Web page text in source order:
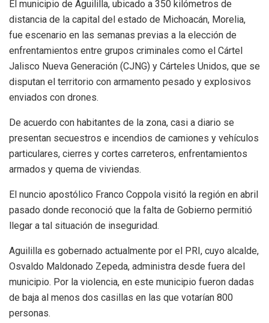
El municipio de Aguililla, ubicado a 350 kilómetros de
distancia de la capital del estado de Michoacán, Morelia,
fue escenario en las semanas previas a la elección de
enfrentamientos entre grupos criminales como el Cártel
Jalisco Nueva Generación (CJNG) y Cárteles Unidos, que se
disputan el territorio con armamento pesado y explosivos
enviados con drones.
De acuerdo con habitantes de la zona, casi a diario se
presentan secuestros e incendios de camiones y vehículos
particulares, cierres y cortes carreteros, enfrentamientos
armados y quema de viviendas.
El nuncio apostólico Franco Coppola visitó la región en abril
pasado donde reconoció que la falta de Gobierno permitió
llegar a tal situación de inseguridad.
Aguililla es gobernado actualmente por el PRI, cuyo alcalde,
Osvaldo Maldonado Zepeda, administra desde fuera del
municipio. Por la violencia, en este municipio fueron dadas
de baja al menos dos casillas en las que votarían 800
personas.